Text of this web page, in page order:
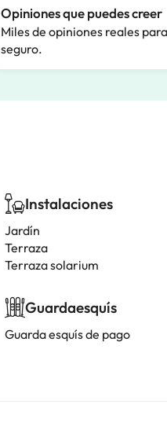
Opiniones que puedes creer
Miles de opiniones reales
seguro.
Instalaciones
Jardín
Terraza
Terraza solarium
Guardaesquís
Guarda esquís de pago